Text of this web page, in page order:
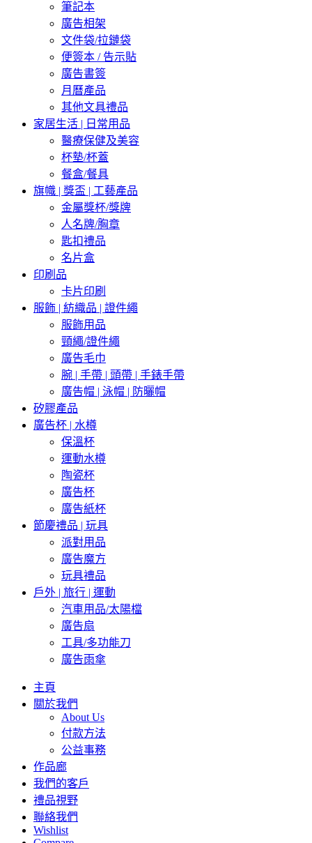
筆記本
廣告相架
文件袋/拉鏈袋
便簽本 / 告示貼
廣告書簽
月曆產品
其他文具禮品
家居生活 | 日常用品
醫療保健及美容
杯墊/杯蓋
餐盒/餐具
旗幟 | 獎盃 | 工藝產品
金屬獎杯/獎牌
人名牌/胸章
匙扣禮品
名片盒
印刷品
卡片印刷
服飾 | 紡織品 | 證件繩
服飾用品
頸繩/證件繩
廣告毛巾
腕 | 手帶 | 頭帶 | 手錶手帶
廣告帽 | 泳帽 | 防曬帽
矽膠產品
廣告杯 | 水樽
保溫杯
運動水樽
陶瓷杯
廣告杯
廣告紙杯
節慶禮品 | 玩具
派對用品
廣告魔方
玩具禮品
戶外 | 旅行 | 運動
汽車用品/太陽檔
廣告扇
工具/多功能刀
廣告雨傘
主頁
關於我們
About Us
付款方法
公益事務
作品廊
我們的客戶
禮品視野
聯絡我們
Wishlist